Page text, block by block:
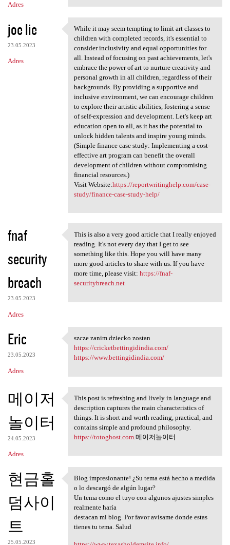
Adres
joe lie
23.05.2023
Adres
While it may seem tempting to
While it may seem tempting to limit art classes to
children with completed records, it's essential to
consider inclusivity and equal opportunities for
all. Instead of focusing on past achievements, let's
embrace the power of art to nurture creativity and
personal growth in all children, regardless of their
backgrounds. By providing a supportive and
inclusive environment, we can encourage children
to explore their artistic abilities, fostering a sense
of self-expression and development. Let's keep art
education open to all, as it has the potential to
unlock hidden talents and inspire young minds.
(Simple finance case study: Implementing a cost-
effective art program can benefit the overall
development of children without compromising
financial resources.)
Visit Website:https://reportwritinghelp.com/case-
study/finance-case-study-help/
fnaf
security
breach
23.05.2023
Adres
This is also a very good
This is also a very good article that I really enjoyed
reading. It's not every day that I get to see
something like this. Hope you will have many
more good articles to share with us. If you have
more time, please visit: https://fnaf-
securitybreach.net
Eric
23.05.2023
Adres
szcze zanim dziecko zostan
szcze zanim dziecko zostan
https://cricketbettingidindia.com/
https://www.bettingidindia.com/
메이저
놀이터
24.05.2023
Adres
This post is refreshing and
This post is refreshing and lively in language and
description captures the main characteristics of
things. It is short and worth reading, practical, and
contains simple and profound philosophy.
https://totoghost.com.메이저놀이터
현금홀
덤사이
트
25.05.2023
Blog impresionante! ¿Su tema
Blog impresionante! ¿Su tema está hecho a medida
o lo descargó de algún lugar?
Un tema como el tuyo con algunos ajustes simples
realmente haría
destacan mi blog. Por favor avísame donde estas
tienes tu tema. Salud